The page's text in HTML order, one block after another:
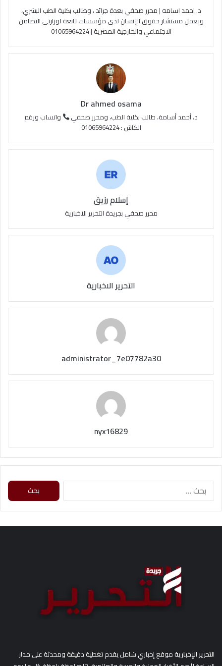
e
م
و
ق
ع
R
S
S
د. احمد اسامه | محرر صحفي بعدة جرائد ، وطالب بكلية الطب البشري،
ويعمل مستشار حقوق الإنسان لدى مؤسسات تابعة لوزارتي التضامن
الاجتماعي والخارجية المصرية | 01065964224
Dr ahmed osama
د. أحمد أسامة، طالب بكلية الطب، ومحرر صحفي
واتساب ورقم
الكاش : 01065964224
إسلام رزيق
محرر صحفي بجريدة التحرير الاخبارية
التحرير الاخبارية
administrator_7e07782a30
nyx16829
ث
التحرير الإخباريةموقع إخباري شامل يقدم تغطية دقيقة ومحدثة على مدار